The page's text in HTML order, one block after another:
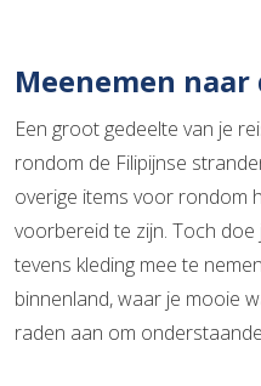
Meenemen
Een groot gedeelte van je
rondom de Filipijnse
overige items voor rondom
voorbereid te zijn. Toch
tevens kleding mee te
binnenland, waar je mooie
raden aan om